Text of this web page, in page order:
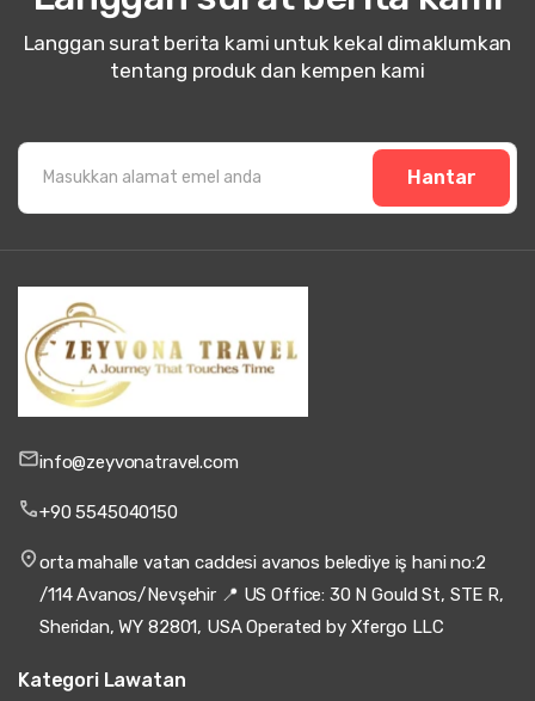
Langgan surat berita kami untuk kekal dimaklumkan
tentang produk dan kempen kami
Hantar
info@zeyvonatravel.com
+90 5545040150
orta mahalle vatan caddesi avanos belediye iş hani no:2
/114 Avanos/Nevşehir 📍 US Office: 30 N Gould St, STE R,
Sheridan, WY 82801, USA Operated by Xfergo LLC
Kategori Lawatan